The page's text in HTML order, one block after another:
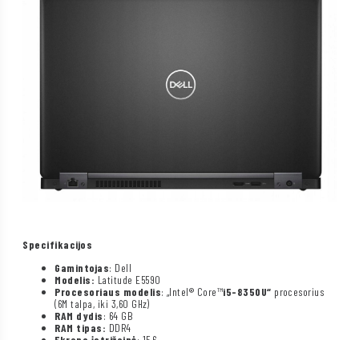
Specifikacijos
Gamintojas: Dell
Modelis: Latitude E5590
Procesoriaus modelis: „Intel® Core™i5-8350U“ procesorius
(6M talpa, iki 3,60 GHz)
RAM dydis: 64 GB
RAM tipas: DDR4